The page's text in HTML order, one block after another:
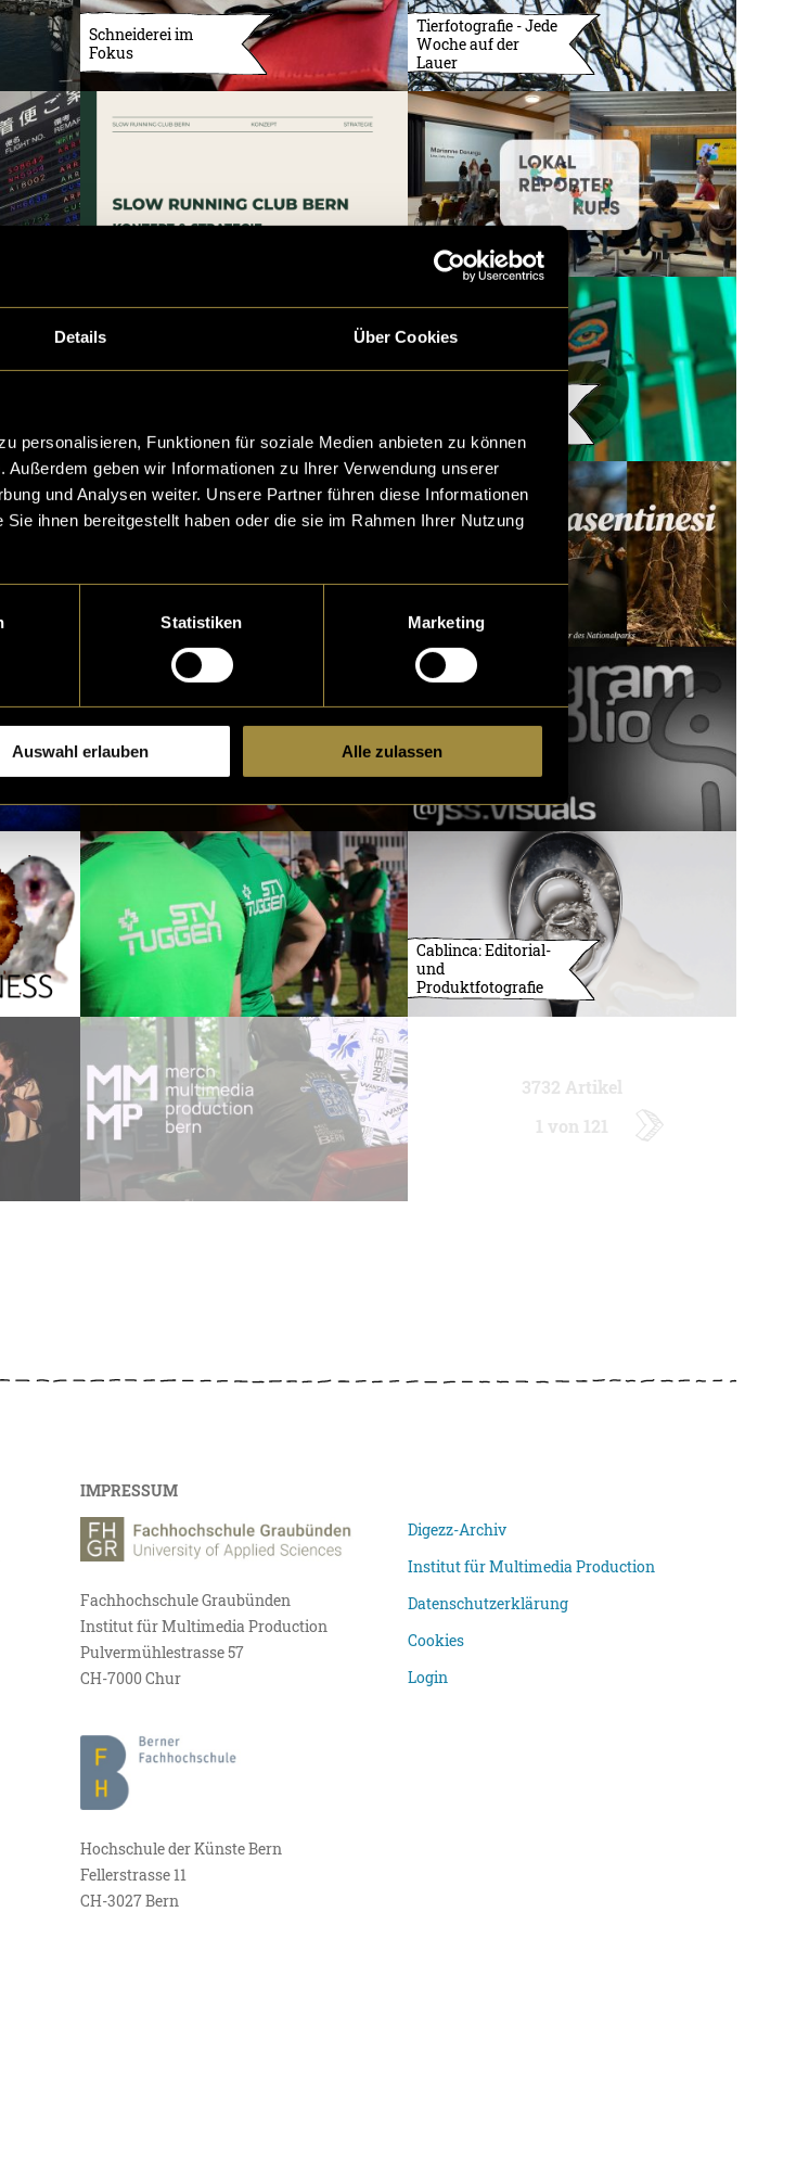
Details Über Cookies
personalisieren, Funktionen für soziale Medien anbieten zu können
geben wir Informationen zu Ihrer Verwendung unserer
und Analysen weiter. Unsere Partner führen diese Informationen
ihnen bereitgestellt haben oder die sie im Rahmen Ihrer Nutzung
Statistiken Marketing
Auswahl erlauben Alle zulassen
Schneiderei im
Fokus
Tierfotografie - Jede
Woche auf der
Lauer
Cablinca: Editorial-
und
Produktfotografie
3732 Artikel
1 von 121
IMPRESSUM
Fachhochschule Graubünden
Institut für Multimedia Production
Pulvermühlestrasse 57
CH-7000 Chur
Hochschule der Künste Bern
Fellerstrasse 11
CH-3027 Bern
Digezz-Archiv
Institut für Multimedia Production
Datenschutzerklärung
Cookies
Login